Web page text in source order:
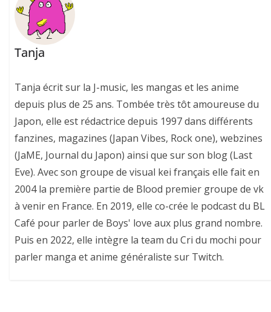
Tanja
Tanja écrit sur la J-music, les mangas et les anime
depuis plus de 25 ans. Tombée très tôt amoureuse du
Japon, elle est rédactrice depuis 1997 dans différents
fanzines, magazines (Japan Vibes, Rock one), webzines
(JaME, Journal du Japon) ainsi que sur son blog (Last
Eve). Avec son groupe de visual kei français elle fait en
2004 la première partie de Blood premier groupe de vk
à venir en France. En 2019, elle co-crée le podcast du BL
Café pour parler de Boys' love aux plus grand nombre.
Puis en 2022, elle intègre la team du Cri du mochi pour
parler manga et anime généraliste sur Twitch.